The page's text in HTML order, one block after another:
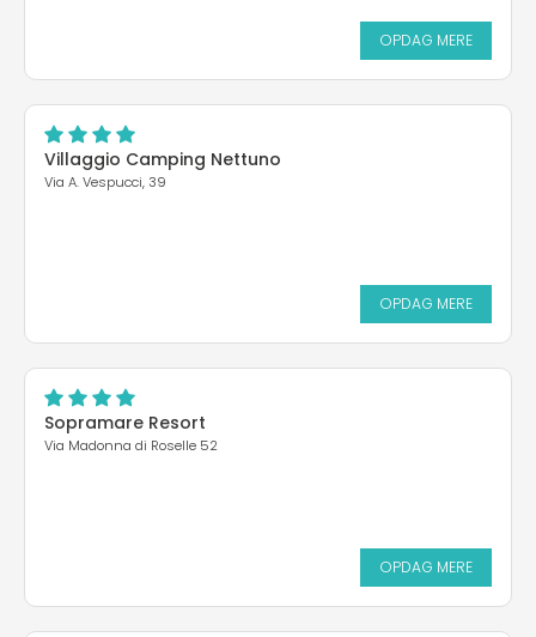
OPDAG MERE
Villaggio Camping Nettuno
Via A. Vespucci, 39
OPDAG MERE
Sopramare Resort
Via Madonna di Roselle 52
OPDAG MERE